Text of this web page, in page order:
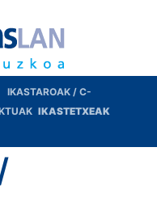
IKASTAROAK / C-
IKASTETXEAK